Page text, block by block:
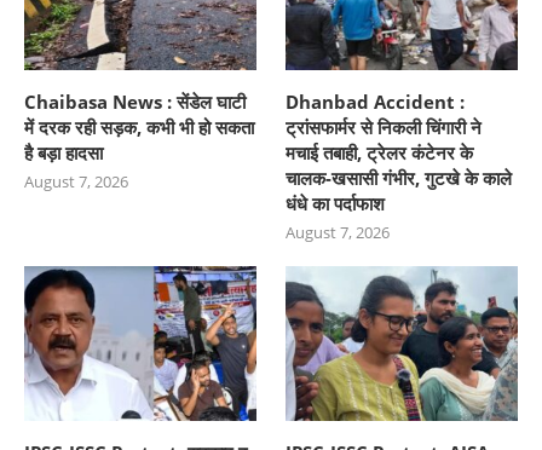
Chaibasa News : सेंडेल घाटी
में दरक रही सड़क, कभी भी हो सकता
है बड़ा हादसा
August 7, 2026
Dhanbad Accident :
ट्रांसफार्मर से निकली चिंगारी ने
मचाई तबाही, ट्रेलर कंटेनर के
चालक-खसासी गंभीर, गुटखे के काले
धंधे का पर्दाफाश
August 7, 2026